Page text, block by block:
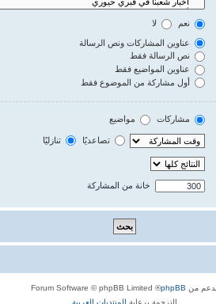
نعم لا
عناوين المشاركات ونص الرسالة
نص الرسالة فقط
عناوين المواضيع فقط
أول مشاركة من الموضوع فقط
مشاركات مواضيع
تصاعديًا تنازليًا
خانة من المشاركة
بدعم من phpBB
® Forum Software © phpBB Limited
الترجمة برعاية المنتديات العربية